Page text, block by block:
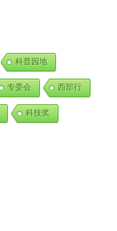
科普园地
专委会 西部行
科技奖